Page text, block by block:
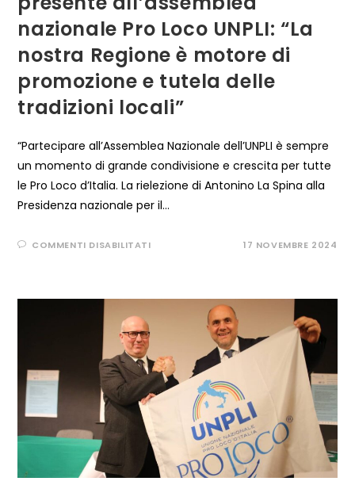
nazionale Pro Loco UNPLI: “La
nostra Regione è motore di
promozione e tutela delle
tradizioni locali”
“Partecipare all’Assemblea Nazionale dell’UNPLI è sempre
un momento di grande condivisione e crescita per tutte
le Pro Loco d’Italia. La rielezione di Antonino La Spina alla
Presidenza nazionale per il…
COMMENTI DISABILITATISU
ALL’ASSEMBLEA
NAZIONALE
UNPLI:
NOSTRA
REGIONE
È
MOTORE
DI
PROMOZIONE
TUTELA
DELLE
TRADIZIONI
LOCALI”
17 NOVEMBRE 2024